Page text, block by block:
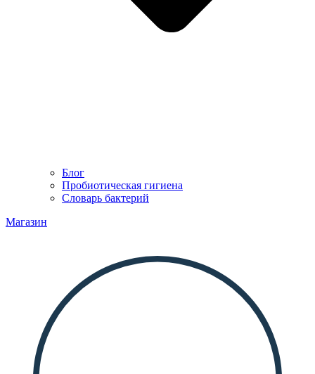
Блог
Пробиотическая гигиена
Словарь бактерий
Магазин